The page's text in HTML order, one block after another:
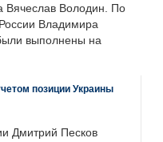
Вячеслав Володин. По
Владимира
выполнены на
позиции Украины
Дмитрий Песков